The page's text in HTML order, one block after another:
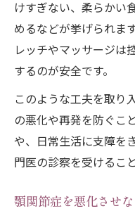
けすぎない、柔らかい
めるなどが挙げられま
レッチやマッサージは
するのが安全です。
このような工夫を取り
の悪化や再発を防ぐこ
や、日常生活に支障を
門医の診察を受けるこ
顎関節症を悪化させ